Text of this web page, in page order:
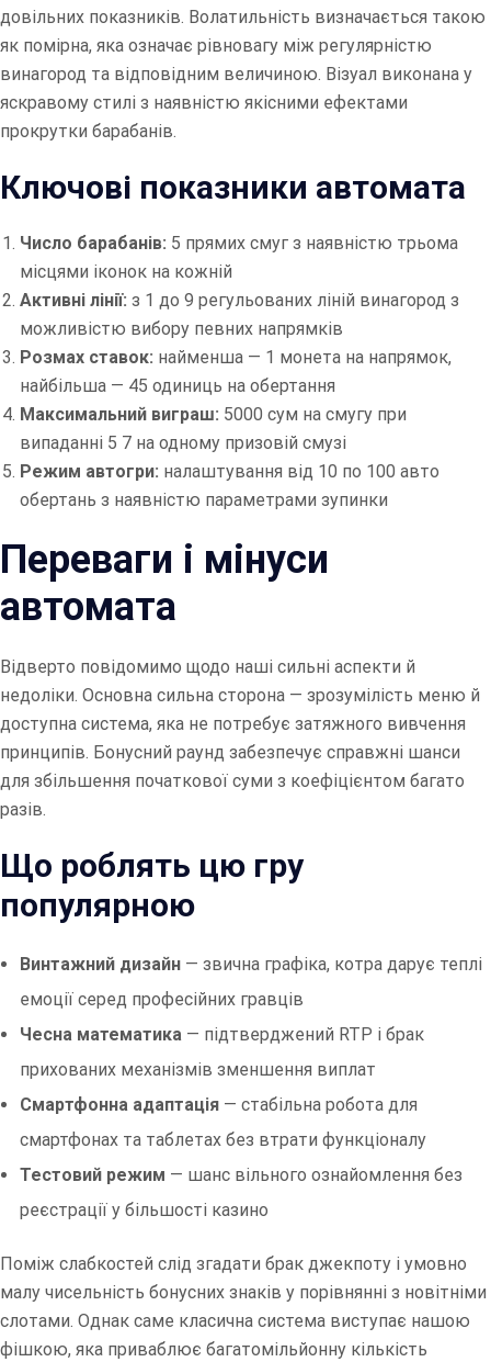
довільних показників. Волатильність визначається такою
як помірна, яка означає рівновагу між регулярністю
винагород та відповідним величиною. Візуал виконана у
яскравому стилі з наявністю якісними ефектами
прокрутки барабанів.
Ключові показники автомата
Число барабанів: 5 прямих смуг з наявністю трьома
місцями іконок на кожній
Активні лінії: з 1 до 9 регульованих ліній винагород з
можливістю вибору певних напрямків
Розмах ставок: найменша — 1 монета на напрямок,
найбільша — 45 одиниць на обертання
Максимальний виграш: 5000 сум на смугу при
випаданні 5 7 на одному призовій смузі
Режим автогри: налаштування від 10 по 100 авто
обертань з наявністю параметрами зупинки
Переваги і мінуси
автомата
Відверто повідомимо щодо наші сильні аспекти й
недоліки. Основна сильна сторона — зрозумілість меню й
доступна система, яка не потребує затяжного вивчення
принципів. Бонусний раунд забезпечує справжні шанси
для збільшення початкової суми з коефіцієнтом багато
разів.
Що роблять цю гру
популярною
Винтажний дизайн — звична графіка, котра дарує теплі
емоції серед професійних гравців
Чесна математика — підтверджений RTP і брак
прихованих механізмів зменшення виплат
Смартфонна адаптація — стабільна робота для
смартфонах та таблетах без втрати функціоналу
Тестовий режим — шанс вільного ознайомлення без
реєстрації у більшості казино
Поміж слабкостей слід згадати брак джекпоту і умовно
малу чисельність бонусних знаків у порівнянні з новітніми
слотами. Однак саме класична система виступає нашою
фішкою, яка приваблює багатомільйонну кількість